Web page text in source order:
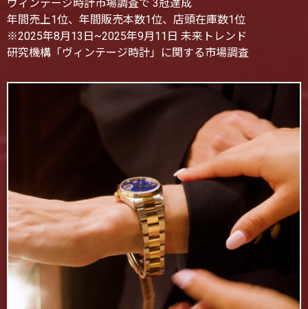
ヴィンテージ時計市場調査で 3冠達成
年間売上1位、年間販売本数1位、店頭在庫数1位
※2025年8月13日~2025年9月11日 未来トレンド
研究機構「ヴィンテージ時計」に関する市場調査